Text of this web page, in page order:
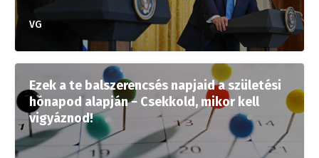
VG
Ezek a te balszerencsés napjaid a születési
hónapod alapján − Csekkold, mikor kell
vigyáznod!